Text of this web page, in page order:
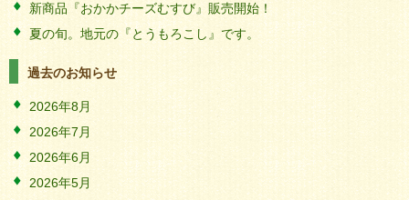
新商品『おかかチーズむすび』販売開始！
夏の旬。地元の『とうもろこし』です。
過去のお知らせ
2026年8月
2026年7月
2026年6月
2026年5月